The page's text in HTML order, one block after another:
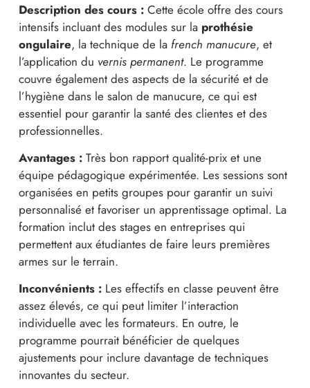
Description des cours : Cette école offre des cours
intensifs incluant des modules sur la prothésie
ongulaire, la technique de la french manucure, et
l’application du vernis permanent. Le programme
couvre également des aspects de la sécurité et de
l’hygiène dans le salon de manucure, ce qui est
essentiel pour garantir la santé des clientes et des
professionnelles.
Avantages : Très bon rapport qualité-prix et une
équipe pédagogique expérimentée. Les sessions sont
organisées en petits groupes pour garantir un suivi
personnalisé et favoriser un apprentissage optimal. La
formation inclut des stages en entreprises qui
permettent aux étudiantes de faire leurs premières
armes sur le terrain.
Inconvénients : Les effectifs en classe peuvent être
assez élevés, ce qui peut limiter l’interaction
individuelle avec les formateurs. En outre, le
programme pourrait bénéficier de quelques
ajustements pour inclure davantage de techniques
innovantes du secteur.